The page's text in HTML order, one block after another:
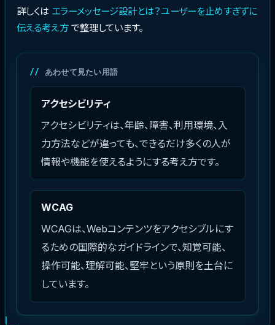
詳しくは エラーメッセージ設計とは？ユーザーを止めすぎずに
伝える考え方 で整理しています。
あわせて見たい用語
アクセシビリティ
アクセシビリティは、年齢、障害、利用環境、入
力方法などが違っても、できるだけ多くの人が
情報や機能を使えるようにする考え方です。
WCAG
WCAGは、Webコンテンツをアクセシブルにす
るための国際的なガイドラインで、知覚可能、
操作可能、理解可能、堅牢という原則を土台に
しています。